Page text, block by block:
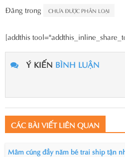
Đăng trong
CHƯA ĐƯỢC PHÂN LOẠI
[addthis
Ý KIẾN BÌNH LUẬN
CÁC BÀI VIẾT LIÊN QUAN
Mâm cúng đầy năm bé trai ship tận